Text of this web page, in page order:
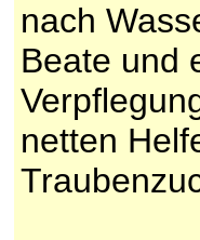
nach
Beate und
netten